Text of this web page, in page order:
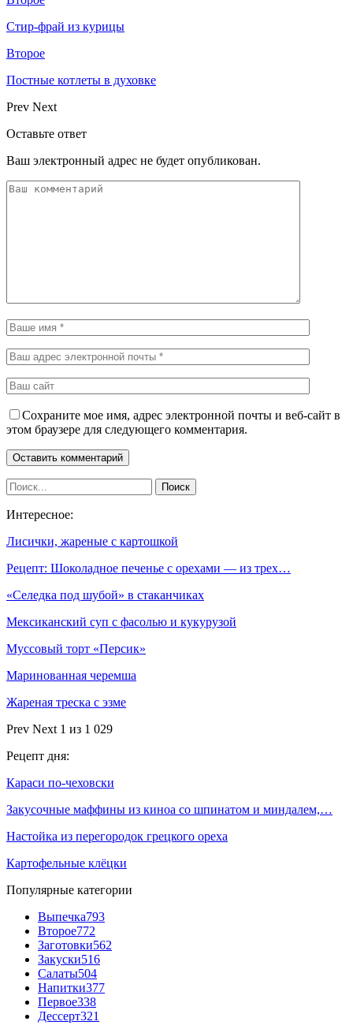
Стир-фрай из курицы
Второе
Постные котлеты в духовке
Prev Next
Оставьте ответ
Ваш электронный адрес не будет опубликован.
Сохраните мое имя, адрес электронной почты и веб-сайт в
этом браузере для следующего комментария.
Интересное:
Лисички, жареные с картошкой
Рецепт: Шоколадное печенье с орехами — из трех…
«Селедка под шубой» в стаканчиках
Мексиканский суп с фасолью и кукурузой
Муссовый торт «Персик»
Маринованная черемша
Жареная треска с эзме
Prev Next 1 из 1 029
Рецепт дня:
Караси по-чеховски
Закусочные маффины из киноа со шпинатом и миндалем,…
Настойка из перегородок грецкого ореха
Картофельные клёцки
Популярные категории
Выпечка793
Второе772
Заготовки562
Закуски516
Салаты504
Напитки377
Первое338
Дессерт321